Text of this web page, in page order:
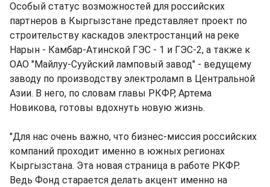
Особый статус возможностей для российских
партнеров в Кыргызстане представляет проект по
строительству каскадов электростанций на реке
Нарын - Камбар-Атинской ГЭС - 1 и ГЭС-2, а также к
ОАО "Майлуу-Сууйский ламповый завод" - ведущему
заводу по производству электроламп в Центральной
Азии. В него, по словам главы РКФР, Артема
Новикова, готовы вдохнуть новую жизнь.
"Для нас очень важно, что бизнес-миссия российских
компаний проходит именно в южных регионах
Кыргызстана. Эта новая страница в работе РКФР.
Ведь Фонд старается делать акцент именно на